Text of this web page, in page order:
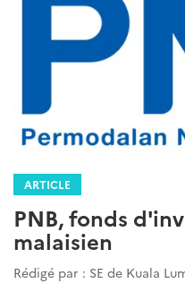
ARTICLE
PNB, fonds
malaisien
Rédigé par : SE de Kuala